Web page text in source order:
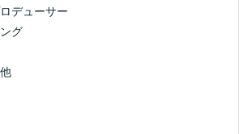
デューサー
グ